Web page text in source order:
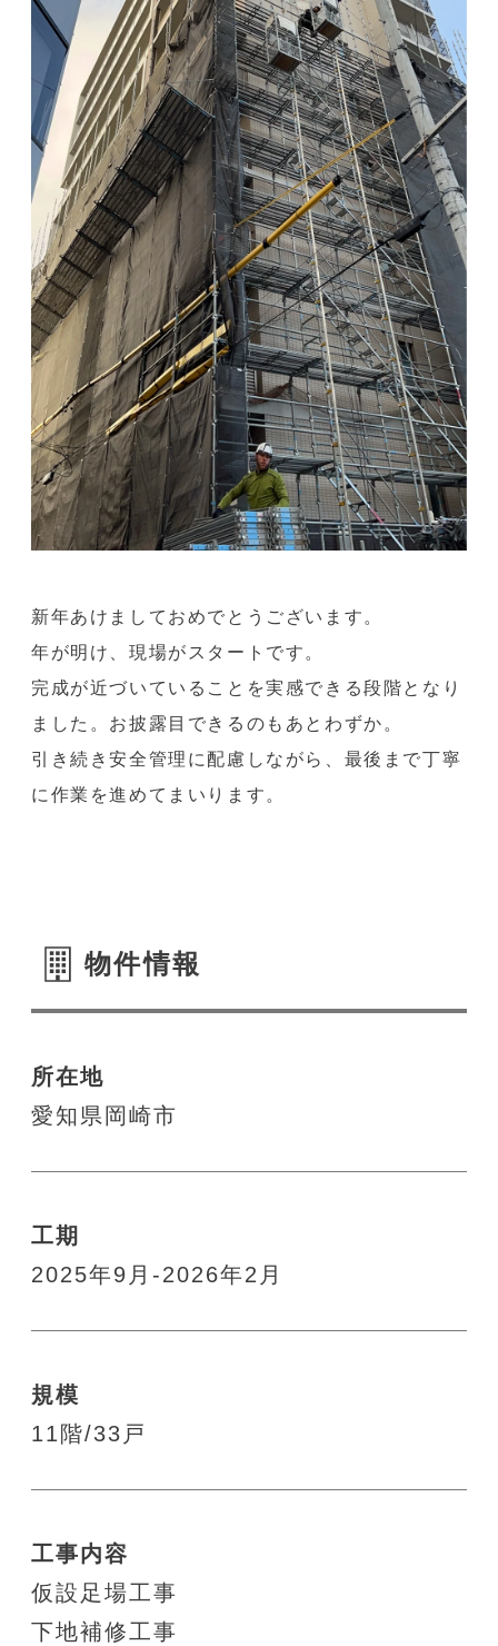
新年あけましておめでとうございます。
年が明け、現場がスタートです。
完成が近づいていることを実感できる段階となり
ました。お披露目できるのもあとわずか。
引き続き安全管理に配慮しながら、最後まで丁寧
に作業を進めてまいります。
物件情報
所在地
愛知県岡崎市
工期
2025年9月-2026年2月
規模
11階/33戸
工事内容
仮設足場工事
下地補修工事